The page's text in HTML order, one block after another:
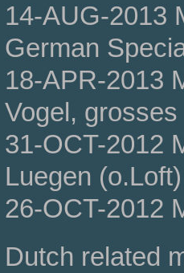
14-AUG-2013
German
18-APR-2013
Vogel,
31-OCT-2012
Luegen
26-OCT-2012
Dutch related